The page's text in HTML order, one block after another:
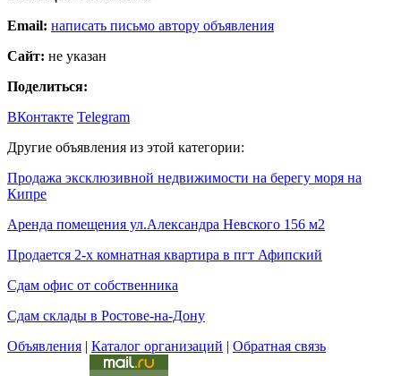
Email: написать письмо автору объявления
Сайт: не указан
Поделиться:
ВКонтакте Telegram
Другие объявления из этой категории:
Продажа эксклюзивной недвижимости на берегу моря на
Кипре
Аренда помещения ул.Александра Невского 156 м2
Продается 2-х комнатная квартира в пгт Афипский
Сдам офис от собственника
Сдам склады в Ростове-на-Дону
Объявления | Каталог организаций | Обратная связь